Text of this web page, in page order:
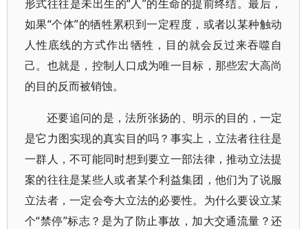
形式往往是未出生的“人”的生命的提前终结。最后，
如果“个体”的牺牲累积到一定程度，或者以某种触动
人性底线的方式作出牺牲，目的就会反过来吞噬自
己。也就是，控制人口成为唯一目标，那些宏大高尚
的目的反而被销蚀。
还要追问的是，法所张扬的、明示的目的，一定
是它力图实现的真实目的吗？事实上，立法者往往是
一群人，不可能同时想到要立一部法律，推动立法提
案的往往是某些人或者某个利益集团，他们为了说服
立法者，一定会夸大立法的必要性。为什么要设立某
个“禁停”标志？是为了防止事故，加大交通流量？还